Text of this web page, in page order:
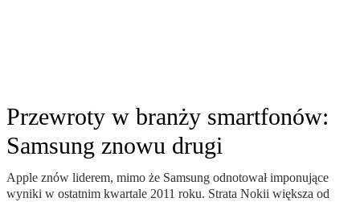
Przewroty w branży smartfonów:
Samsung znowu drugi
Apple znów liderem, mimo że Samsung odnotował imponujące
wyniki w ostatnim kwartale 2011 roku. Strata Nokii większa od